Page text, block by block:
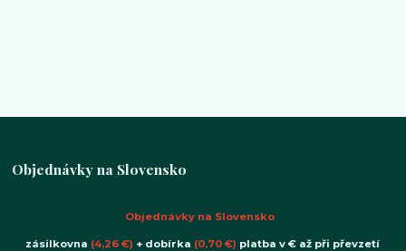
Objednávky na Slovensko
Objednávky na Slovensko
zásilkovna (4,26 €) + dobírka (0,70 €) platba v € až při převzetí